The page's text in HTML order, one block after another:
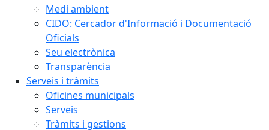
Medi ambient
CIDO: Cercador d'Informació i Documentació
Oficials
Seu electrònica
Transparència
Serveis i tràmits
Oficines municipals
Serveis
Tràmits i gestions